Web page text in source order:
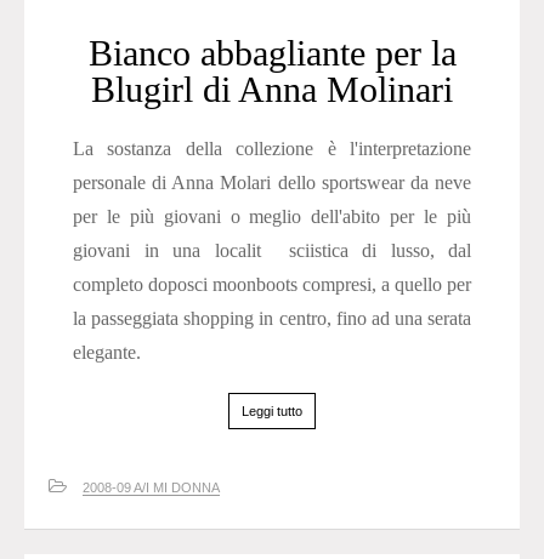
Bianco abbagliante per la
Blugirl di Anna Molinari
La sostanza della collezione è l'interpretazione
personale di Anna Molari dello sportswear da neve
per le più giovani o meglio dell'abito per le più
giovani in una localit sciistica di lusso, dal
completo doposci moonboots compresi, a quello per
la passeggiata shopping in centro, fino ad una serata
elegante.
Leggi tutto
2008-09 A/I MI DONNA